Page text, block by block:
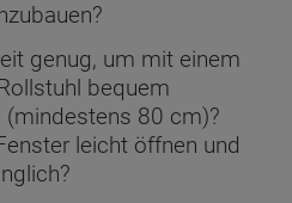
genug, um mit einem
bequem
80 cm)?
leicht öffnen und